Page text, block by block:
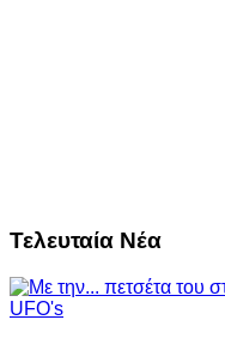
Τελευταία Νέα
UFO's